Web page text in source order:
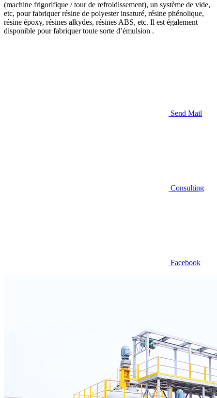
(machine frigorifique / tour de refroidissement), un système de vide,
etc, pour fabriquer résine de polyester insaturé, résine phénolique,
résine époxy, résines alkydes, résines ABS, etc. Il est également
disponible pour fabriquer toute sorte d’émulsion .
Send Mail
Consulting
Facebook